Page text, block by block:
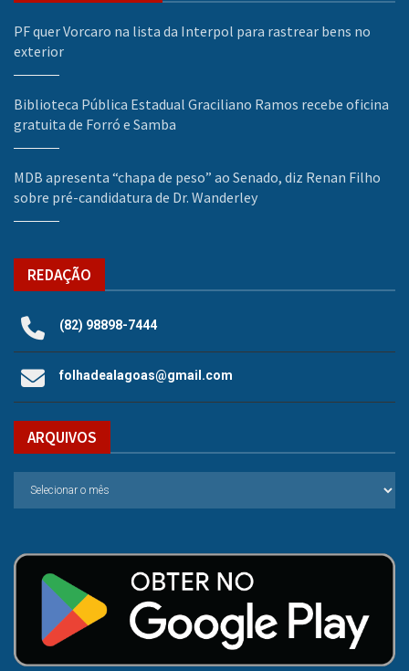
PF quer Vorcaro na lista da Interpol para rastrear bens no
exterior
Biblioteca Pública Estadual Graciliano Ramos recebe oficina
gratuita de Forró e Samba
MDB apresenta “chapa de peso” ao Senado, diz Renan Filho
sobre pré-candidatura de Dr. Wanderley
REDAÇÃO
(82) 98898-7444
folhadealagoas@gmail.com
ARQUIVOS